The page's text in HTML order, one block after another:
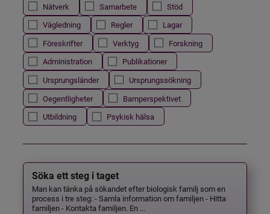
Nätverk
Samarbete
Stöd
Vägledning
Regler
Lagar
Föreskrifter
Verktyg
Forskning
Administration
Publikationer
Ursprungsländer
Ursprungssökning
Oegentligheter
Barnperspektivet
Utbildning
Psykisk hälsa
Söka ett steg i taget
Man kan tänka på sökandet efter biologisk familj som en
process i tre steg: - Samla information om familjen - Hitta
familjen - Kontakta familjen. En ...